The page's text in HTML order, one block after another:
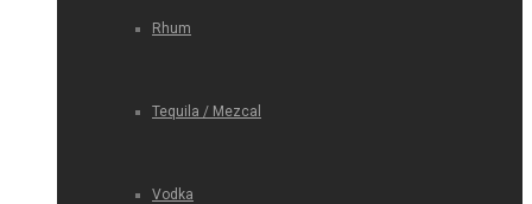
Rhum
Tequila / Mezcal
Vodka